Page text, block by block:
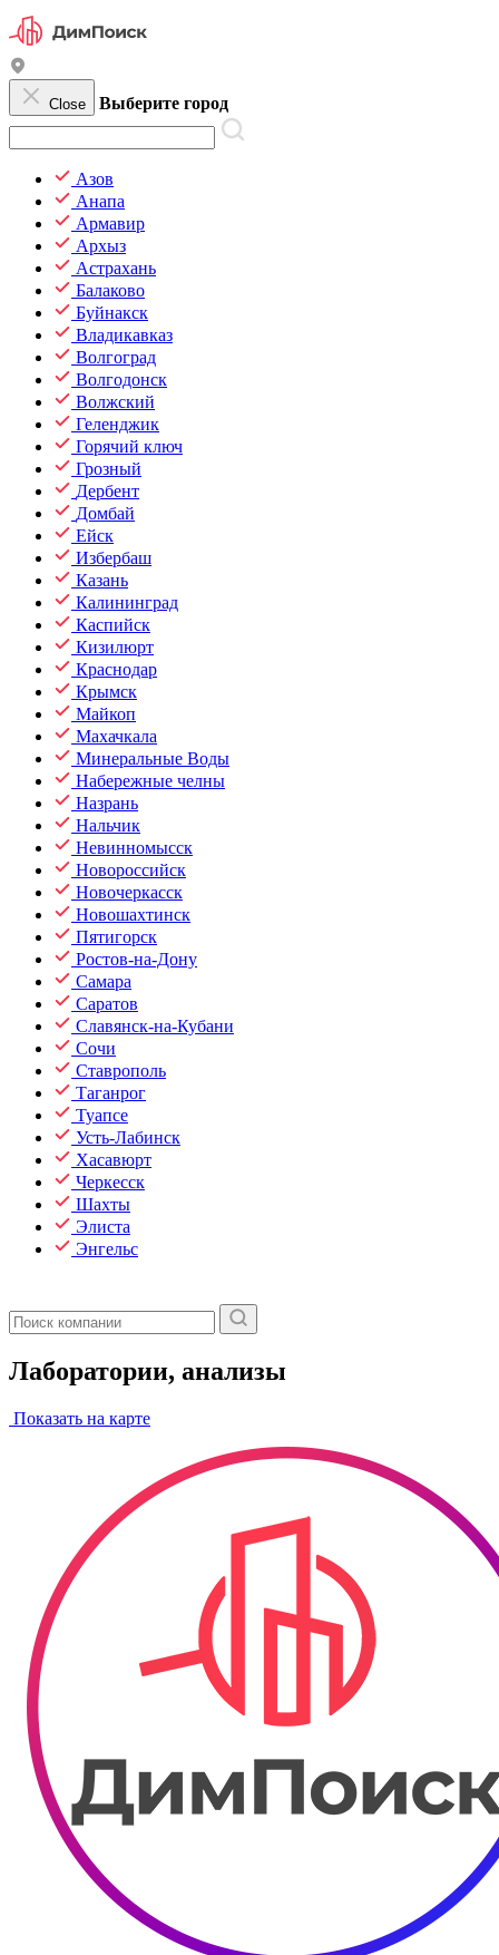
Close Выберите город
Азов
Анапа
Армавир
Архыз
Астрахань
Балаково
Буйнакск
Владикавказ
Волгоград
Волгодонск
Волжский
Геленджик
Горячий ключ
Грозный
Дербент
Домбай
Ейск
Избербаш
Казань
Калининград
Каспийск
Кизилюрт
Краснодар
Крымск
Майкоп
Махачкала
Минеральные Воды
Набережные челны
Назрань
Нальчик
Невинномысск
Новороссийск
Новочеркасск
Новошахтинск
Пятигорск
Ростов-на-Дону
Самара
Саратов
Славянск-на-Кубани
Сочи
Ставрополь
Таганрог
Туапсе
Усть-Лабинск
Хасавюрт
Черкесск
Шахты
Элиста
Энгельс
Лаборатории, анализы
Показать на карте